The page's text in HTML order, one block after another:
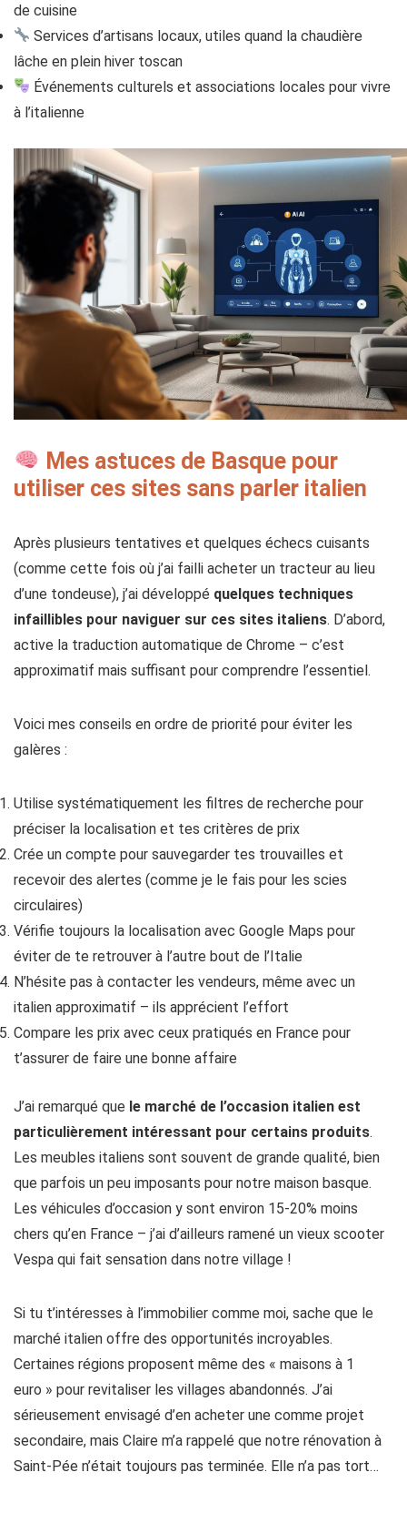
de cuisine
Services d’artisans locaux, utiles quand la chaudière
lâche en plein hiver toscan
Événements culturels et associations locales pour vivre
à l’italienne
Mes astuces de Basque pour
utiliser ces sites sans parler italien
Après plusieurs tentatives et quelques échecs cuisants
(comme cette fois où j’ai failli acheter un tracteur au lieu
d’une tondeuse), j’ai développé quelques techniques
infaillibles pour naviguer sur ces sites italiens. D’abord,
active la traduction automatique de Chrome – c’est
approximatif mais suffisant pour comprendre l’essentiel.
Voici mes conseils en ordre de priorité pour éviter les
galères :
Utilise systématiquement les filtres de recherche pour
préciser la localisation et tes critères de prix
Crée un compte pour sauvegarder tes trouvailles et
recevoir des alertes (comme je le fais pour les scies
circulaires)
Vérifie toujours la localisation avec Google Maps pour
éviter de te retrouver à l’autre bout de l’Italie
N’hésite pas à contacter les vendeurs, même avec un
italien approximatif – ils apprécient l’effort
Compare les prix avec ceux pratiqués en France pour
t’assurer de faire une bonne affaire
J’ai remarqué que le marché de l’occasion italien est
particulièrement intéressant pour certains produits.
Les meubles italiens sont souvent de grande qualité, bien
que parfois un peu imposants pour notre maison basque.
Les véhicules d’occasion y sont environ 15-20% moins
chers qu’en France – j’ai d’ailleurs ramené un vieux scooter
Vespa qui fait sensation dans notre village !
Si tu t’intéresses à l’immobilier comme moi, sache que le
marché italien offre des opportunités incroyables.
Certaines régions proposent même des « maisons à 1
euro » pour revitaliser les villages abandonnés. J’ai
sérieusement envisagé d’en acheter une comme projet
secondaire, mais Claire m’a rappelé que notre rénovation à
Saint-Pée n’était toujours pas terminée. Elle n’a pas tort…